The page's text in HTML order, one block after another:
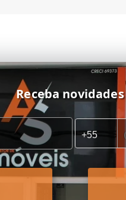
Receba novidades